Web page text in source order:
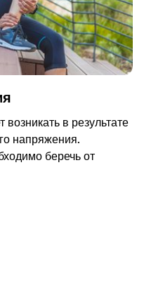
в результате
напряжения.
беречь от